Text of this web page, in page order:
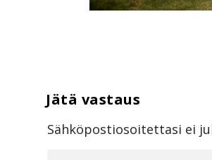
Sähköpostiosoitettasi ei